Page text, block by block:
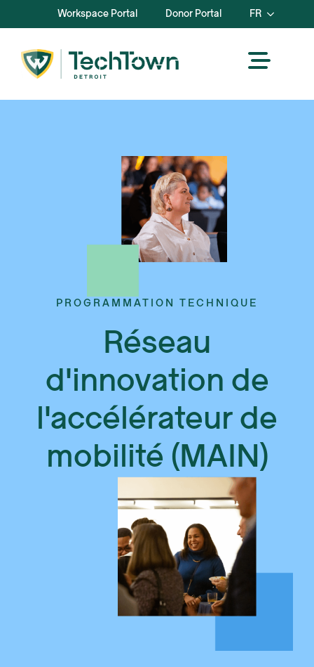
Workspace Portal Donor Portal FR
PROGRAMMATION TECHNIQUE
Réseau
d'innovation de
l'accélérateur de
mobilité (MAIN)